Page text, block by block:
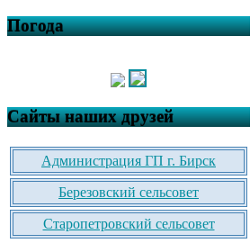
Погода
Сайты наших друзей
Администрация ГП г. Бирск
Березовский сельсовет
Старопетровский сельсовет